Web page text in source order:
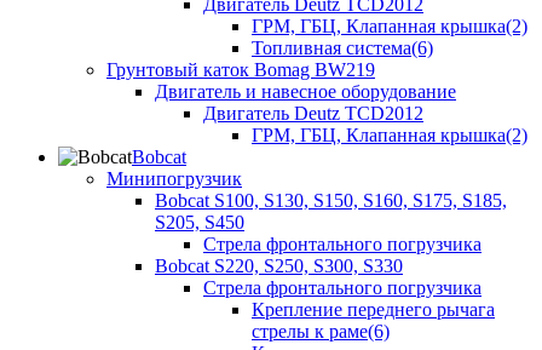
Двигатель Deutz TCD2012
ГРМ, ГБЦ, Клапанная крышка(2)
Топливная система(6)
Грунтовый каток Bomag BW219
Двигатель и навесное оборудование
Двигатель Deutz TCD2012
ГРМ, ГБЦ, Клапанная крышка(2)
Bobcat
Минипогрузчик
Bobcat S100, S130, S150, S160, S175, S185,
S205, S450
Стрела фронтального погрузчика
Bobcat S220, S250, S300, S330
Стрела фронтального погрузчика
Крепление переднего рычага
стрелы к раме(6)